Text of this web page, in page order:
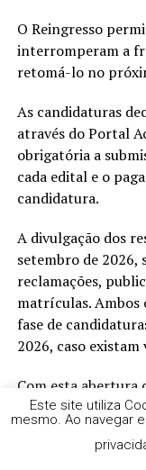
O Reingresso
interromperam a
retomá-lo no
As candidaturas
através do Portal
obrigatória a
cada edital e o
candidatura.
A divulgação dos
setembro de 2026,
reclamações,
matrículas. Ambos
fase de
2026, caso
Com esta abertura
seu compromisso
diversificados de
a aprendizagem
Este site utiliza
mesmo. Ao navegar